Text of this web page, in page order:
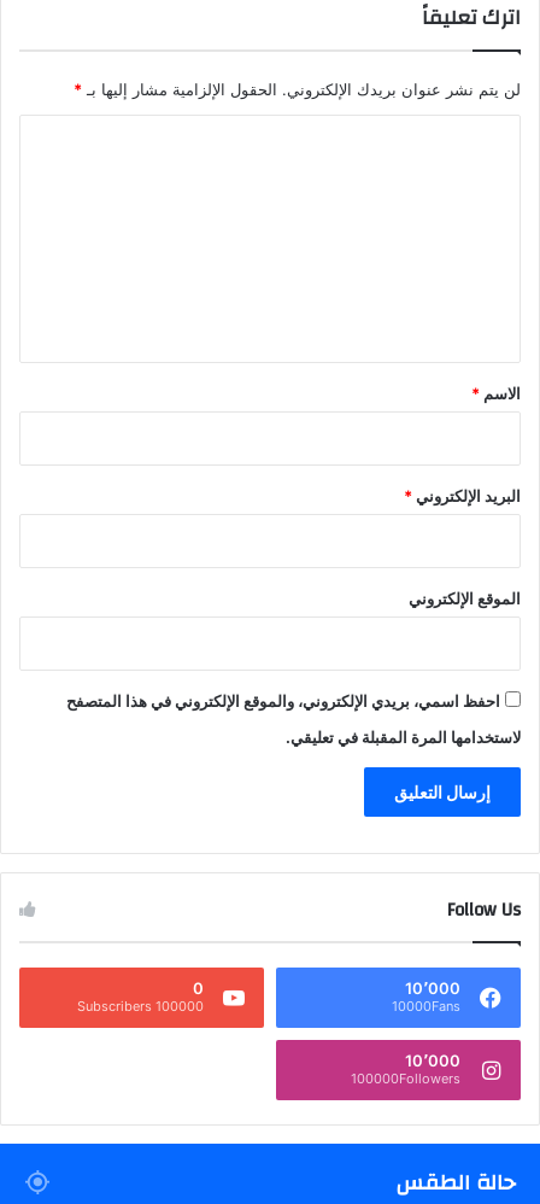
اترك تعليقاً
لن يتم نشر عنوان بريدك الإلكتروني. الحقول الإلزامية مشار إليها بـ *
*
الاسم *
البريد الإلكتروني*
الموقع الإلكتروني
احفظ اسمي، بريدي الإلكتروني، والموقع الإلكتروني في هذا المتصفح
لاستخدامها المرة المقبلة في تعليقي.
Follow Us
10٬000
10000Fans
0
100000 Subscribers
10٬000
100000Followers
حالة الطقس